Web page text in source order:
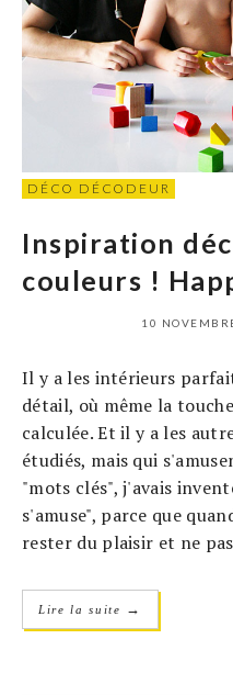
DÉCO DÉCODEUR
Inspiration
couleurs !
10
Il y a les intérieurs
détail, où même la
calculée. Et il y a les
étudiés, mais qui
"mots clés", j'avais
s'amuse", parce que
rester du plaisir et ne
Lire la suite →